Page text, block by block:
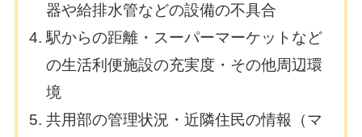
器や給排水管などの設備の不具合
駅からの距離・スーパーマーケットなど
の生活利便施設の充実度・その他周辺環
境
共用部の管理状況・近隣住民の情報（マ